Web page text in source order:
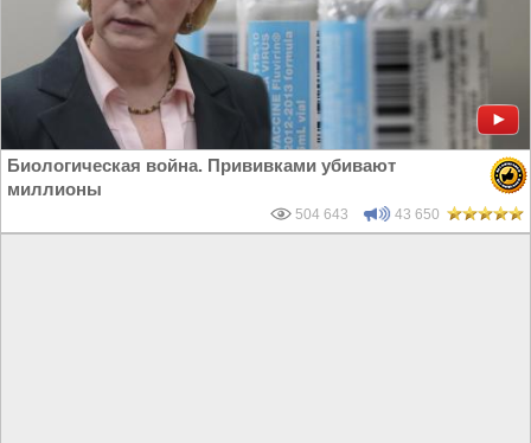
Биологическая война. Прививками убивают
миллионы
504 643 43 650